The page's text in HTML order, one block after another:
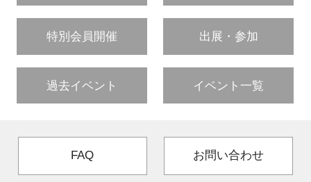
特別会員開催 出展・参加
過去イベント イベント一覧
FAQ お問い合わせ